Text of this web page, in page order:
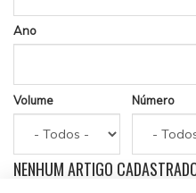
Ano
Volume Número
NENHUM ARTIGO